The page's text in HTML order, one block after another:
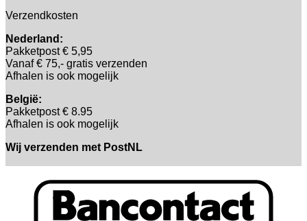
Verzendkosten
Nederland:
Pakketpost € 5,95
Vanaf € 75,- gratis verzenden
Afhalen is ook mogelijk
België:
Pakketpost € 8.95
Afhalen is ook mogelijk
Wij verzenden met PostNL